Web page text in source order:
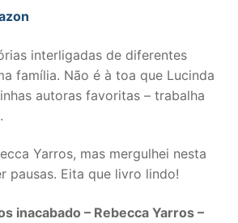
interligadas de diferentes
família. Não é à toa que Lucinda
autoras favoritas – trabalha
Yarros, mas mergulhei nesta
pausas. Eita que livro lindo!
inacabado – Rebecca Yarros –